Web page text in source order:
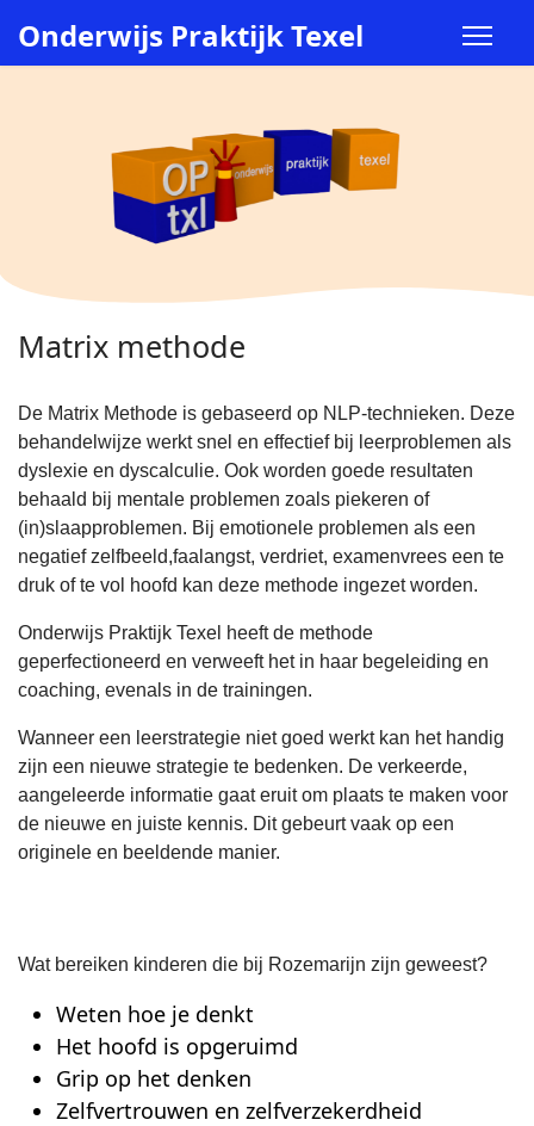
Onderwijs Praktijk Texel
Matrix methode
De Matrix Methode is gebaseerd op NLP-technieken. Deze
behandelwijze werkt snel en effectief bij leerproblemen als
dyslexie en dyscalculie. Ook worden goede resultaten
behaald bij mentale problemen zoals piekeren of
(in)slaapproblemen. Bij emotionele problemen als een
negatief zelfbeeld,faalangst, verdriet, examenvrees een te
druk of te vol hoofd kan deze methode ingezet worden.
Onderwijs Praktijk Texel heeft de methode
geperfectioneerd en verweeft het in haar begeleiding en
coaching, evenals in de trainingen.
Wanneer een leerstrategie niet goed werkt kan het handig
zijn een nieuwe strategie te bedenken. De verkeerde,
aangeleerde informatie gaat eruit om plaats te maken voor
de nieuwe en juiste kennis. Dit gebeurt vaak op een
originele en beeldende manier.
Wat bereiken kinderen die bij Rozemarijn zijn geweest?
Weten hoe je denkt
Het hoofd is opgeruimd
Grip op het denken
Zelfvertrouwen en zelfverzekerdheid